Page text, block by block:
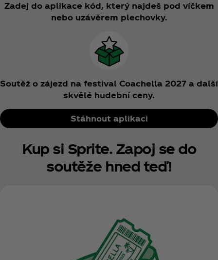
Zadej do aplikace kód, který najdeš pod víčkem
nebo uzávěrem plechovky.
Soutěž o zájezd na festival Coachella 2027 a další
skvělé hudební ceny.
Stáhnout aplikaci
Kup si Sprite. Zapoj se do
soutěže hned teď!